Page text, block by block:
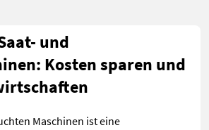
und
Kosten sparen und
Maschinen ist eine